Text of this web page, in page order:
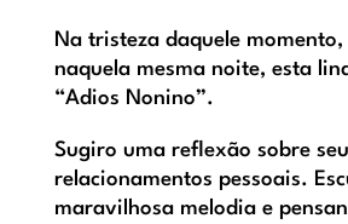
Na tristeza daquele momento,
naquela mesma noite, esta
“Adios Nonino”.
Sugiro uma reflexão sobre
relacionamentos pessoais.
maravilhosa melodia e